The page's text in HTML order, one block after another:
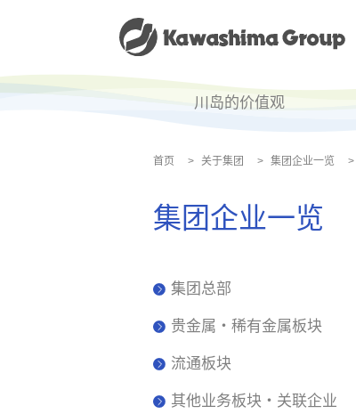
川岛的价值观
首页 > 关于集团 > 集团企业一览 >
集团企业一览
集团总部
贵金属・稀有金属板块
流通板块
其他业务板块・关联企业